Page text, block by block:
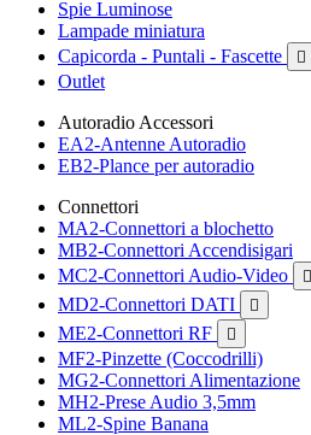
Spie Luminose
Lampade miniatura
Capicorda - Puntali - Fascette

Outlet
Autoradio Accessori
EA2-Antenne Autoradio
EB2-Plance per autoradio
Connettori
MA2-Connettori a blochetto
MB2-Connettori Accendisigari
MC2-Connettori Audio-Video

MD2-Connettori DATI 
ME2-Connettori RF 
MF2-Pinzette (Coccodrilli)
MG2-Connettori Alimentazione
MH2-Prese Audio 3,5mm
ML2-Spine Banana